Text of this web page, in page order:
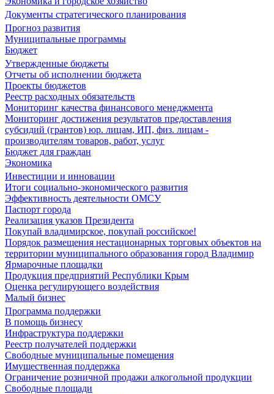
Документы стратегического планирования
Прогноз развития
Муниципальные программы
Бюджет
Утвержденные бюджеты
Отчеты об исполнении бюджета
Проекты бюджетов
Реестр расходных обязательств
Мониторинг качества финансового менеджмента
Мониторинг достижения результатов предоставления
субсидий (грантов) юр. лицам, ИП, физ. лицам -
производителям товаров, работ, услуг
Бюджет для граждан
Экономика
Инвестиции и инновации
Итоги социально-экономического развития
Эффективность деятельности ОМСУ
Паспорт города
Реализация указов Президента
Покупай владимирское, покупай российское!
Порядок размещения нестационарных торговых объектов на
территории муниципального образования город Владимир
Ярмарочные площадки
Продукция предприятий Республики Крым
Оценка регулирующего воздействия
Малый бизнес
Программа поддержки
В помощь бизнесу
Инфраструктура поддержки
Реестр получателей поддержки
Свободные муниципальные помещения
Имущественная поддержка
Ограничение розничной продажи алкогольной продукции
Свободные площади